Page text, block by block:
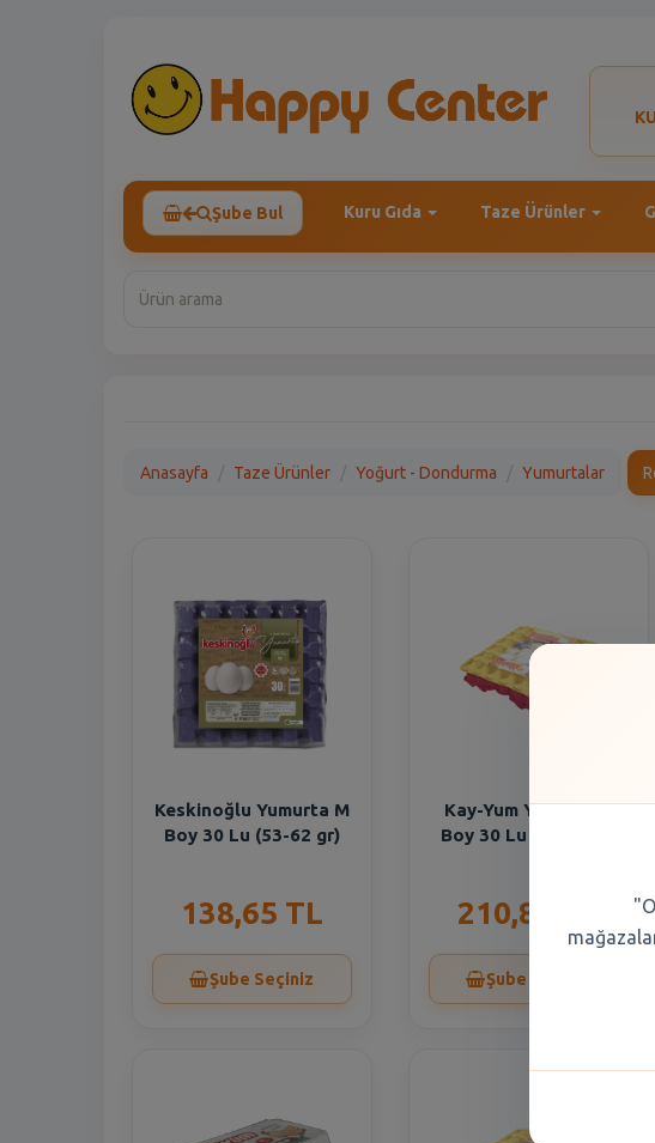
Şube Bul Kuru Gıda Taze Ürünler
Anasayfa Taze Ürünler Yoğurt - Dondurma Yumurtalar
Keskinoğlu Yumurta M
Boy 30 Lu (53-62 gr)
138,65 TL
Şube Seçiniz
Kay-Yum Yumurta L
Boy 30 Lu (63-72 gr)
210,80 TL
Şube Seçiniz